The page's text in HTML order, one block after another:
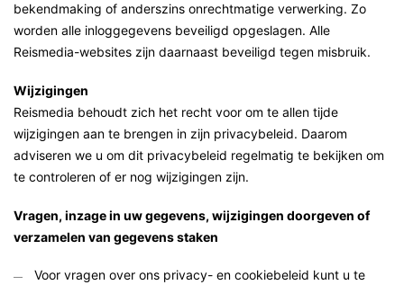
bekendmaking of anderszins onrechtmatige verwerking. Zo
worden alle inloggegevens beveiligd opgeslagen. Alle
Reismedia-websites zijn daarnaast beveiligd tegen misbruik.
Wijzigingen
Reismedia behoudt zich het recht voor om te allen tijde
wijzigingen aan te brengen in zijn privacybeleid. Daarom
adviseren we u om dit privacybeleid regelmatig te bekijken om
te controleren of er nog wijzigingen zijn.
Vragen, inzage in uw gegevens, wijzigingen doorgeven of
verzamelen van gegevens staken
Voor vragen over ons privacy- en cookiebeleid kunt u te